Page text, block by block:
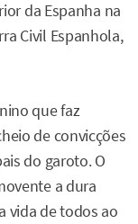
da Espanha na
Civil Espanhola,
que faz
de convicções
do garoto. O
a dura
vida de todos ao